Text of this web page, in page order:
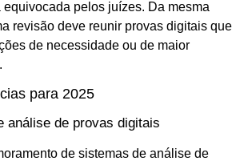
equivocada pelos juízes. Da mesma
revisão deve reunir provas digitais que
de necessidade ou de maior
para 2025
análise de provas digitais
de sistemas de análise de